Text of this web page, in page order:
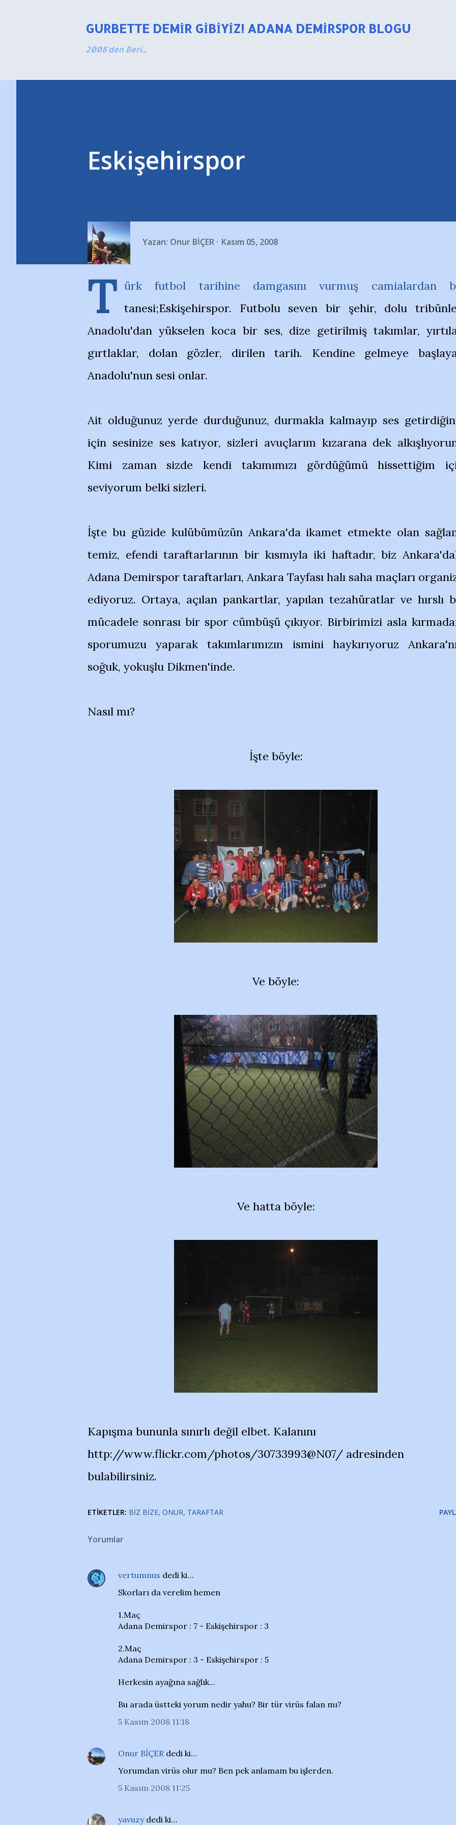
GURBETTE DEMIR GIBIYIZ! ADANA DEMIRSPOR BLOGU
2008'den Beri...
Eskişehirspor
Yazan: Onur BİÇER Kasım 05, 2008
T ürk futbol tarihine damgasını vurmuş camialardan
tanesi;Eskişehirspor. Futbolu seven bir şehir, dolu
Anadolu'dan yükselen koca bir ses, dize getirilmiş takımlar,
gırtlaklar, dolan gözler, dirilen tarih. Kendine gelmeye
Anadolu'nun sesi onlar.
Ait olduğunuz yerde durduğunuz, durmakla kalmayıp ses
için sesinize ses katıyor, sizleri avuçlarım kızarana dek
Kimi zaman sizde kendi takımımızı gördüğümü hissettiğim
seviyorum belki sizleri.
İşte bu güzide kulübümüzün Ankara'da ikamet etmekte olan
temiz, efendi taraftarlarının bir kısmıyla iki haftadır, biz
Adana Demirspor taraftarları, Ankara Tayfası halı saha maçları
ediyoruz. Ortaya, açılan pankartlar, yapılan tezahüratlar ve hırslı
mücadele sonrası bir spor cümbüşü çıkıyor. Birbirimizi asla
sporumuzu yaparak takımlarımızın ismini haykırıyoruz
soğuk, yokuşlu Dikmen'inde.
Nasıl mı?
İşte böyle:
Ve böyle:
Ve hatta böyle:
Kapışma bununla sınırlı değil elbet. Kalanını
http://www.flickr.com/photos/30733993@N07/ adresinden
bulabilirsiniz.
ETIKETLER: BIZ BIZE ONUR TARAFTAR
Yorumlar
vertumnus dedi ki…
Skorları da verelim hemen
1.Maç
Adana Demirspor : 7 - Eskişehirspor : 3
2.Maç
Adana Demirspor : 3 - Eskişehirspor : 5
Herkesin ayağına sağlık...
Bu arada üstteki yorum nedir yahu? Bir tür virüs falan mı?
5 Kasım 2008 11:18
Onur BİÇER dedi ki…
Yorumdan virüs olur mu? Ben pek anlamam bu işlerden.
5 Kasım 2008 11:25
yavuzydedi ki…